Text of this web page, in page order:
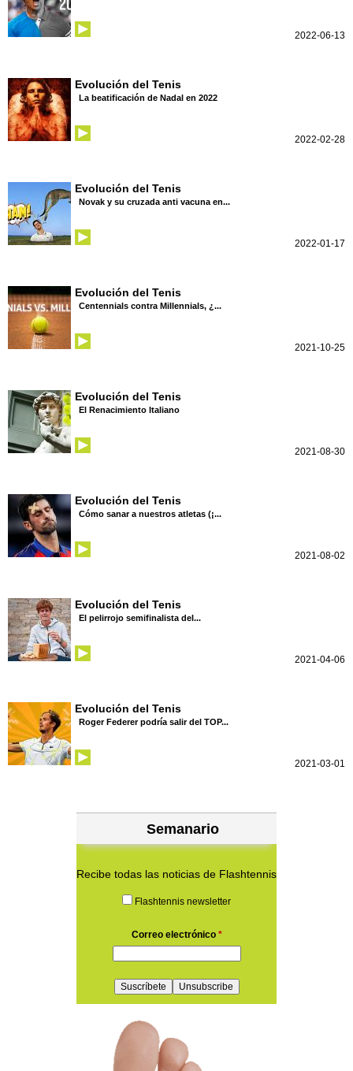
2022-06-13
Evolución del Tenis
La beatificación de Nadal en 2022
2022-02-28
Evolución del Tenis
Novak y su cruzada anti vacuna en...
2022-01-17
Evolución del Tenis
Centennials contra Millennials, ¿...
2021-10-25
Evolución del Tenis
El Renacimiento Italiano
2021-08-30
Evolución del Tenis
Cómo sanar a nuestros atletas (¡...
2021-08-02
Evolución del Tenis
El pelirrojo semifinalista del...
2021-04-06
Evolución del Tenis
Roger Federer podría salir del TOP...
2021-03-01
Semanario
Recibe todas las noticias de Flashtennis
Flashtennis newsletter
Correo electrónico *